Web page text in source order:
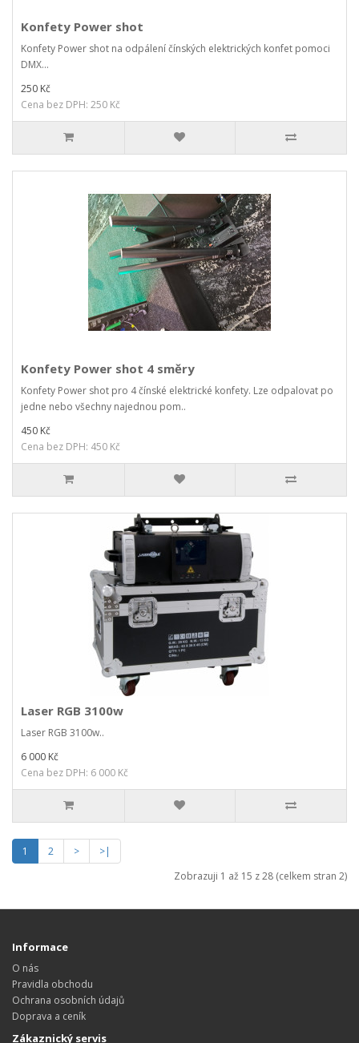
Konfety Power shot
Konfety Power shot na odpálení čínských elektrických konfet pomoci
DMX...
250 Kč
Cena bez DPH: 250 Kč
Konfety Power shot 4 směry
Konfety Power shot pro 4 čínské elektrické konfety. Lze odpalovat po
jedne nebo všechny najednou pom..
450 Kč
Cena bez DPH: 450 Kč
Laser RGB 3100w
Laser RGB 3100w..
6 000 Kč
Cena bez DPH: 6 000 Kč
1 2 >
>|
Zobrazuji 1 až 15 z 28 (celkem stran 2)
Informace
O nás
Pravidla obchodu
Ochrana osobních údajů
Doprava a ceník
Zákaznický servis